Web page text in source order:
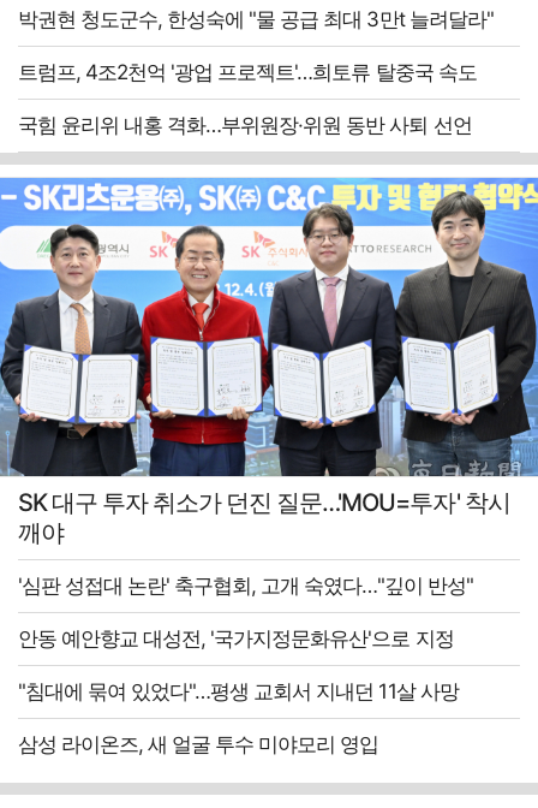
박권현 청도군수, 한성숙에 "물 공급 최대 3만t 늘려달라"
트럼프, 4조2천억 '광업 프로젝트'…희토류 탈중국 속도
국힘 윤리위 내홍 격화…부위원장·위원 동반 사퇴 선언
SK 대구 투자 취소가 던진 질문…'MOU=투자' 착시
깨야
'심판 성접대 논란' 축구협회, 고개 숙였다…"깊이 반성"
안동 예안향교 대성전, '국가지정문화유산'으로 지정
"침대에 묶여 있었다"…평생 교회서 지내던 11살 사망
삼성 라이온즈, 새 얼굴 투수 미야모리 영입